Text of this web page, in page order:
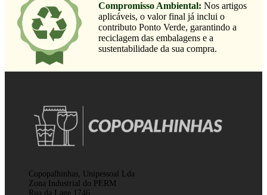
Compromisso Ambiental: Nos artigos
aplicáveis, o valor final já inclui o
contributo Ponto Verde, garantindo a
reciclagem das embalagens e a
sustentabilidade da sua compra.
Copopalhinhas, Unipessoal Lda
Zona Industrial do PERM
Rua da Lage 1746